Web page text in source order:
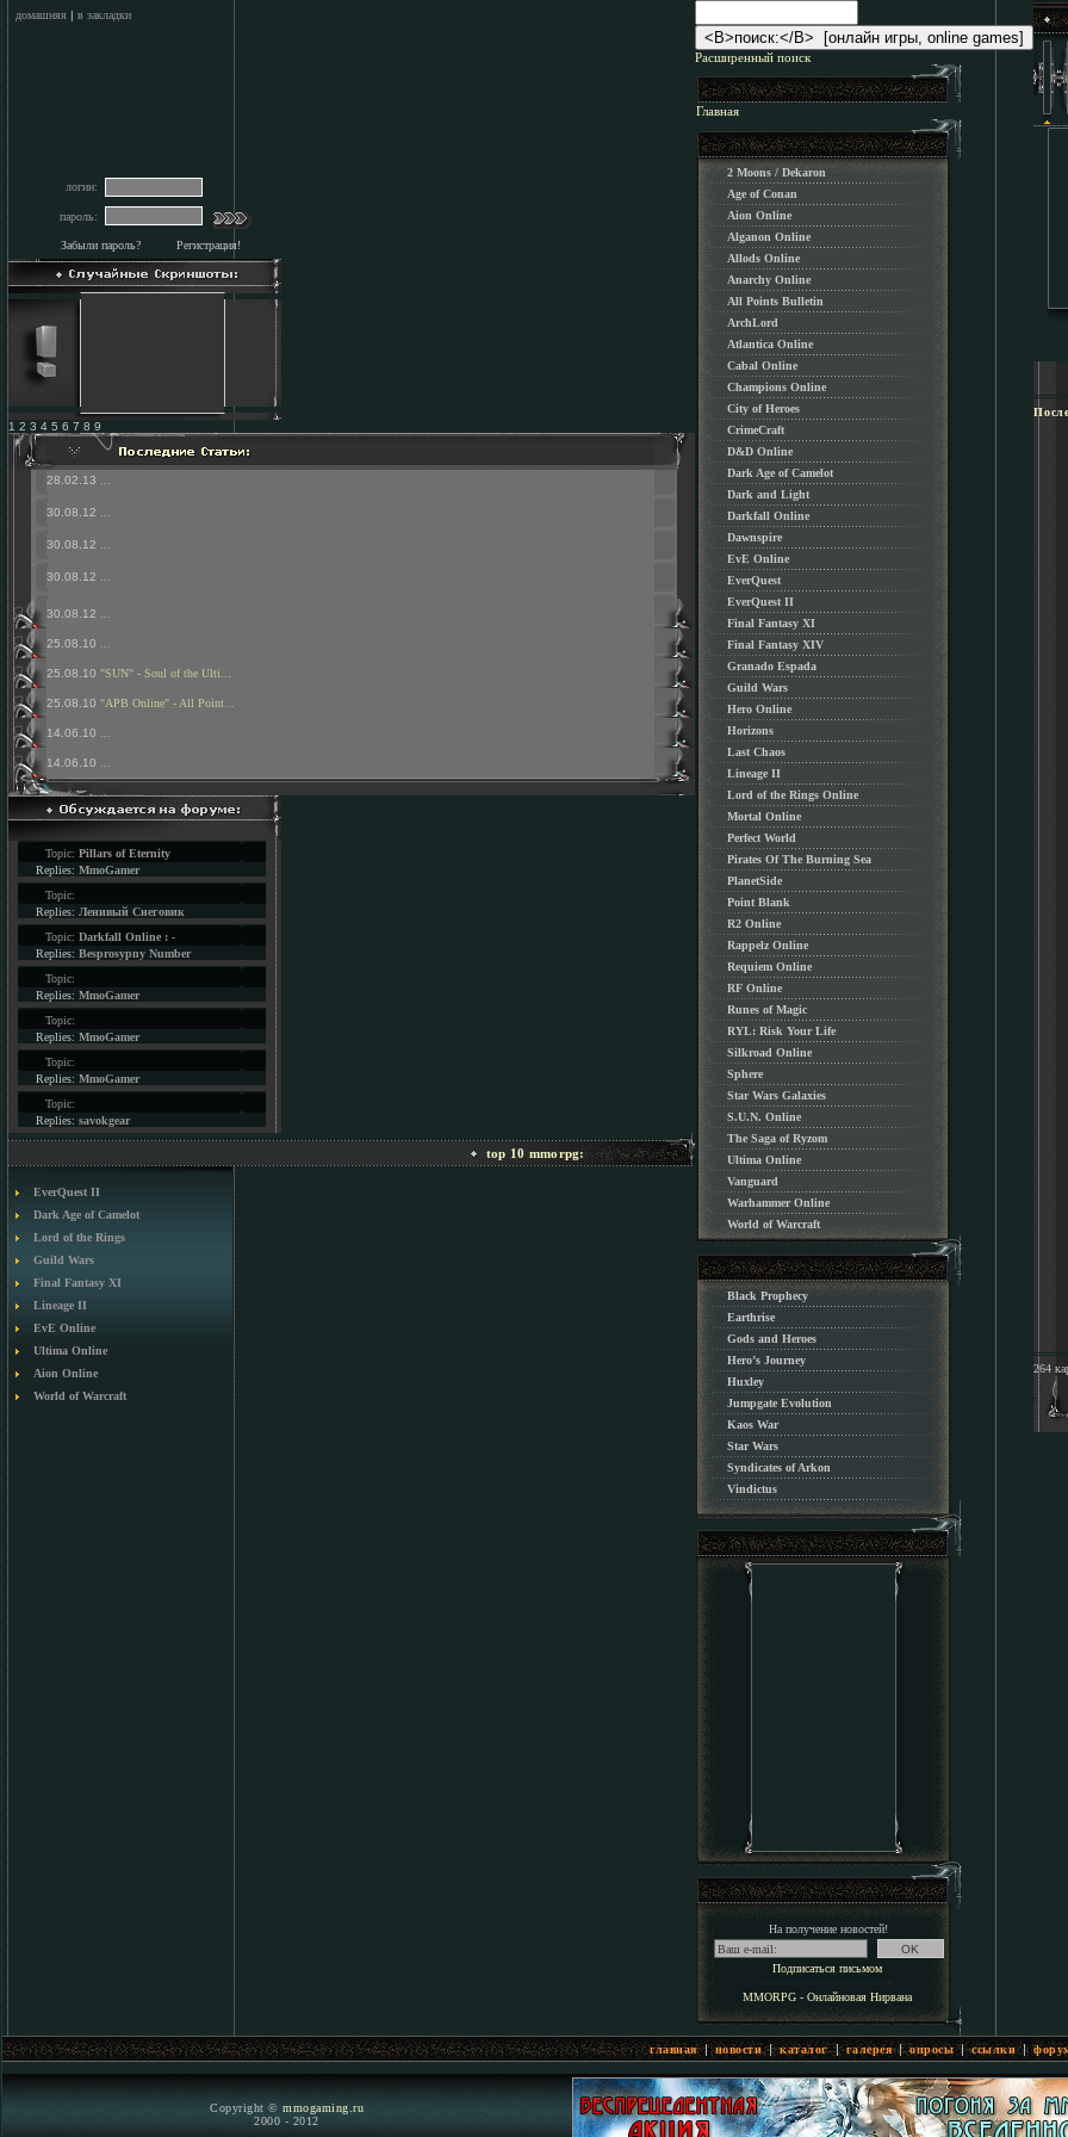
домашняя | в закладки
логин:
пароль:
Забыли пароль? Регистрация!
1 2 3 4 5 6 7 8 9
28.02.13
30.08.12
30.08.12
30.08.12
30.08.12
25.08.10
25.08.10 "SUN" - Soul of the Ulti...
25.08.10 "APB Online" - All Point...
14.06.10
14.06.10
Topic: Pillars of Eternity
Replies: MmoGamer
Topic:
Replies: Ленивый Снеговик
Topic: Darkfall Online : -
Replies: Besprosypny Number
Topic:
Replies: MmoGamer
Topic:
Replies: MmoGamer
Topic:
Replies: MmoGamer
Topic:
Replies: savokgear
top 10 mmorpg:
EverQuest II
Dark Age of Camelot
Lord of the Rings
Guild Wars
Final Fantasy XI
Lineage II
EvE Online
Ultima Online
Aion Online
World of Warcraft
Расширенный поиск
Главная
2 Moons / Dekaron
Age of Conan
Aion Online
Alganon Оnline
Allods Online
Anarchy Online
All Points Bulletin
ArchLord
Atlantica Online
Cabal Online
Champions Online
City of Heroes
CrimeCraft
D&D Online
Dark Age of Camelot
Dark and Light
Darkfall Online
Dawnspire
EvE Online
EverQuest
EverQuest II
Final Fantasy XI
Final Fantasy XIV
Granado Espada
Guild Wars
Hero Online
Horizons
Last Chaos
Lineage II
Lord of the Rings Online
Mortal Online
Perfect World
Pirates Of The Burning Sea
PlanetSide
Point Blank
R2 Online
Rappelz Online
Requiem Online
RF Online
Runes of Magic
RYL: Risk Your Life
Silkroad Online
Sphere
Star Wars Galaxies
S.U.N. Online
The Saga of Ryzom
Ultima Online
Vanguard
Warhammer Online
World of Warcraft
Black Prophecy
Earthrise
Gods and Heroes
Hero’s Journey
Huxley
Jumpgate Evolution
Kaos War
Star Wars
Syndicates of Arkon
Vindictus
На получение новостей!
Подписаться письмом
MMORPG - Онлайновая Нирвана
264
главная|новости|каталог|галерея|опросы|ссылки|
Copyright © mmogaming.ru
2000 - 2012